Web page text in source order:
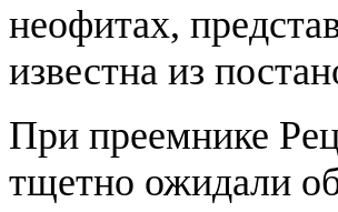
неофитах,
известна из
При преемнике
тщетно ожидали